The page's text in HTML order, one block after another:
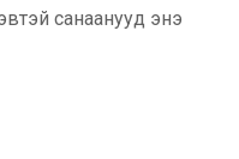
санаанууд энэ